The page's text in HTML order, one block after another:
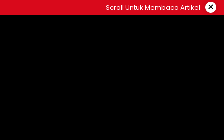
to
Scroll Untuk Membaca Artikel ×